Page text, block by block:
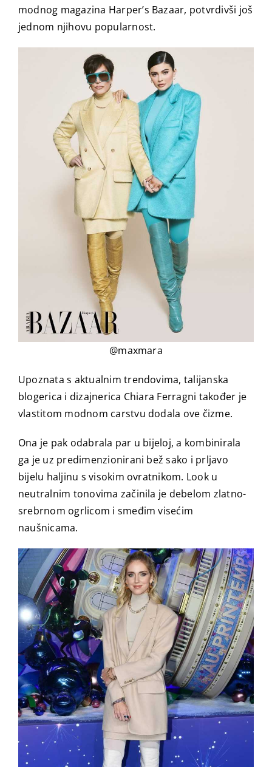
modnog magazina Harper’s Bazaar, potvrdivši još
jednom njihovu popularnost.
@maxmara
Upoznata s aktualnim trendovima, talijanska
blogerica i dizajnerica Chiara Ferragni također je
vlastitom modnom carstvu dodala ove čizme.
Ona je pak odabrala par u bijeloj, a kombinirala
ga je uz predimenzionirani bež sako i prljavo
bijelu haljinu s visokim ovratnikom. Look u
neutralnim tonovima začinila je debelom zlatno-
srebrnom ogrlicom i smeđim visećim
naušnicama.